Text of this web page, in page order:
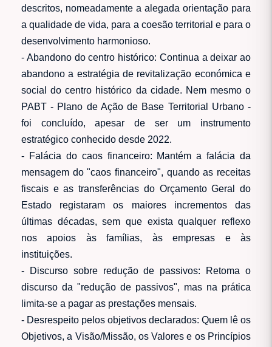
descritos, nomeadamente a alegada orientação para
a qualidade de vida, para a coesão territorial e para o
desenvolvimento harmonioso.
- Abandono do centro histórico: Continua a deixar ao
abandono a estratégia de revitalização económica e
social do centro histórico da cidade. Nem mesmo o
PABT - Plano de Ação de Base Territorial Urbano -
foi concluído, apesar de ser um instrumento
estratégico conhecido desde 2022.
- Falácia do caos financeiro: Mantém a falácia da
mensagem do "caos financeiro", quando as receitas
fiscais e as transferências do Orçamento Geral do
Estado registaram os maiores incrementos das
últimas décadas, sem que exista qualquer reflexo
nos apoios às famílias, às empresas e às
instituições.
- Discurso sobre redução de passivos: Retoma o
discurso da "redução de passivos", mas na prática
limita-se a pagar as prestações mensais.
- Desrespeito pelos objetivos declarados: Quem lê os
Objetivos, a Visão/Missão, os Valores e os Princípios